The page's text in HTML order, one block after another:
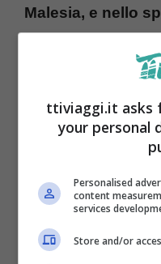
Malesia, e nello
naturale low cost.
Isole
ttiviaggi.it asks
your personal
Personalised
content
services
Store and/or